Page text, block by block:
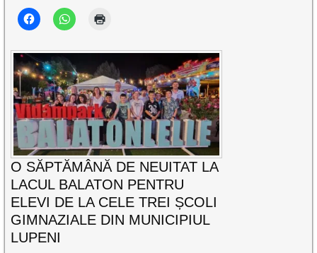
O SĂPTĂMÂNĂ DE NEUITAT LA
LACUL BALATON PENTRU
ELEVI DE LA CELE TREI ȘCOLI
GIMNAZIALE DIN MUNICIPIUL
LUPENI